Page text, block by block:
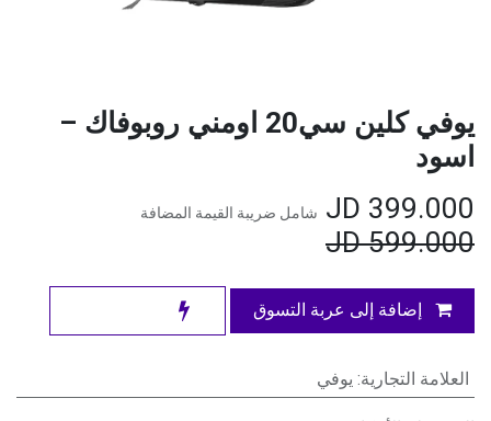
يوفي كلين سي20 اومني روبوفاك –
اسود
399.000
شامل ضريبة القيمة المضافة
599.000
JD
إضافة إلى عربة التسوق
العلامة التجارية: يوفي